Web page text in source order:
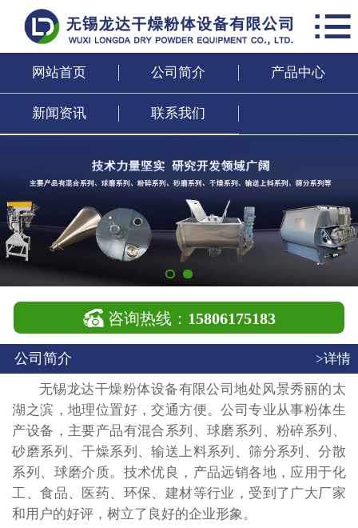
网站首页
联系我们

网站首页 公司简介 产品中心
新闻资讯 联系我们
 咨询热线： 15806175183
公司简介 >详情
无锡龙达干燥粉体设备有限公司地处风景秀丽的太
湖之滨，地理位置好，交通方便。公司专业从事粉体生
产设备，主要产品有混合系列、球磨系列、粉碎系列、
砂磨系列、干燥系列、输送上料系列、筛分系列、分散
系列、球磨介质。技术优良，产品远销各地，应用于化
工、食品、医药、环保、建材等行业，受到了广大厂家
和用户的好评，树立了良好的企业形象。